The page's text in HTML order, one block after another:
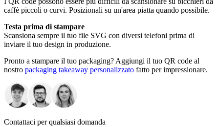
caffè piccoli o curvi. Posizionali su un'area piatta quando possibile.
Testa prima di stampare
Scansiona sempre il tuo file SVG con diversi telefoni prima di
inviare il tuo design in produzione.
Pronto a stampare il tuo packaging? Aggiungi il tuo QR code al
nostro packaging takeaway personalizzato fatto per impressionare.
Contattaci per qualsiasi domanda